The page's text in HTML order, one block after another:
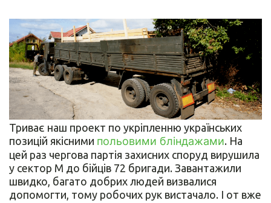
Триває наш проект по укріпленню українських
позицій якісними польовими бліндажами. На
цей раз чергова партія захисних споруд вирушила
у сектор М до бійців 72 бригади. Завантажили
швидко, багато добрих людей визвалися
допомогти, тому робочих рук вистачало. І от вже